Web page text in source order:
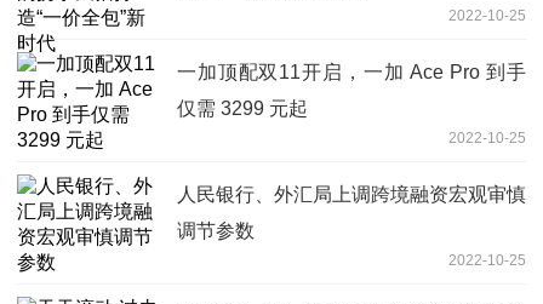
2022-10-25
一加顶配双11开启，一加 Ace Pro 到手
仅需 3299 元起
2022-10-25
人民银行、外汇局上调跨境融资宏观审慎
调节参数
2022-10-25